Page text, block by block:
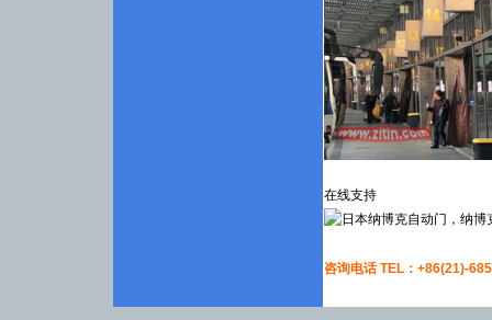
在线支持
咨询电话 TEL：+86(21)-